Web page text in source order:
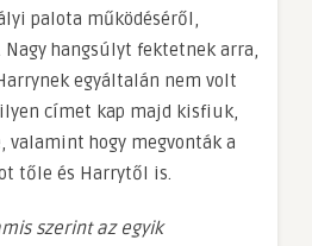
palota működéséről,
hangsúlyt fektetnek arra,
egyáltalán nem volt
címet kap majd kisfiuk,
valamint hogy megvonták a
tőle és Harrytől is.
szerint az egyik